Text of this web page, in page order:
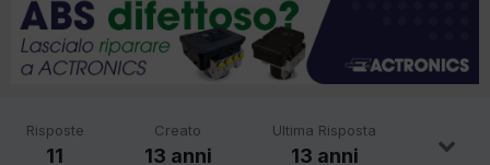
Risposte
11
Creato
13 anni
Ultima Risposta
13 anni